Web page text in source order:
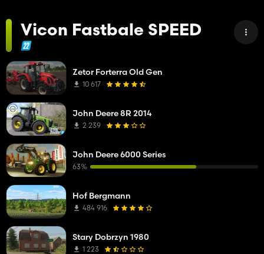
Vicon Fastbale SPEED
Zetor Forterra Old Gen
10 617
John Deere 8R 2014
2 239
John Deere 6000 Series
63%
Hof Bergmann
484 916
Stary Dobrzyn 1980
1 223